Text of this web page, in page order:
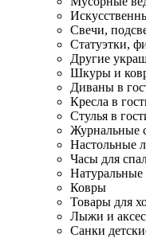
Свечи,
Статуэтки,
Другие
Шкуры и
Диваны в
Кресла в
Стулья в
Журнальные
Настольные
Часы для
Ковры
Товары для
Лыжи и
Санки